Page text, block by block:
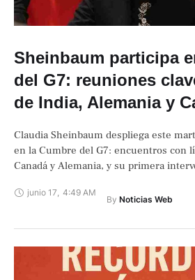
Sheinbaum participa
del G7: reuniones
de India, Alemania y
Claudia Sheinbaum despliega este
en la Cumbre del G7: encuentros con
Canadá y Alemania, y su primera
junio 17, 4:49 AM
By Noticias Web